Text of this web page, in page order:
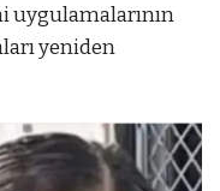
uygulamalarının
yeniden